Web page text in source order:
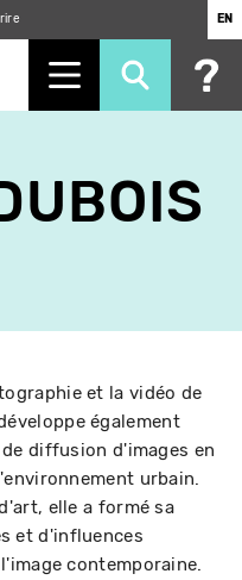
EN
et la vidéo de
également
diffusion d'images en
urbain.
elle a formé sa
et d'influences
contemporaine.